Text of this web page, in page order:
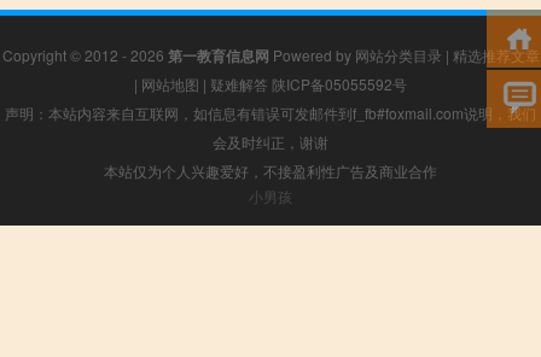
Copyright © 2012 - 2026 第一教育信息网 Powered by 网站分类目录 | 精选推荐文章
| 网站地图 | 疑难解答 陕ICP备05055592号
声明：本站内容来自互联网，如信息有错误可发邮件到f_fb#foxmail.com说明，我们
会及时纠正，谢谢
本站仅为个人兴趣爱好，不接盈利性广告及商业合作
小男孩